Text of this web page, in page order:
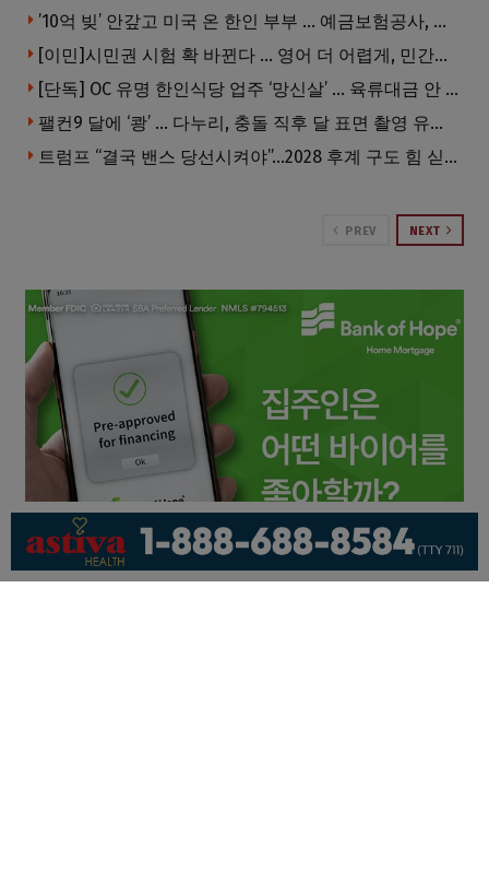
’10억 빚’ 안갚고 미국 온 한인 부부 … 예금보험공사, 미국서 소송
[이민]시민권 시험 확 바뀐다 … 영어 더 어렵게, 민간시험 도입 추진
[단독] OC 유명 한인식당 업주 ‘망신살’ … 육류대금 안 갚자 식당서 공개추심
팰컨9 달에 ‘쾅’ … 다누리, 충돌 직후 달 표면 촬영 유일 탐사선
트럼프 “결국 밴스 당선시켜야”…2028 후계 구도 힘 싣나
PREV NEXT